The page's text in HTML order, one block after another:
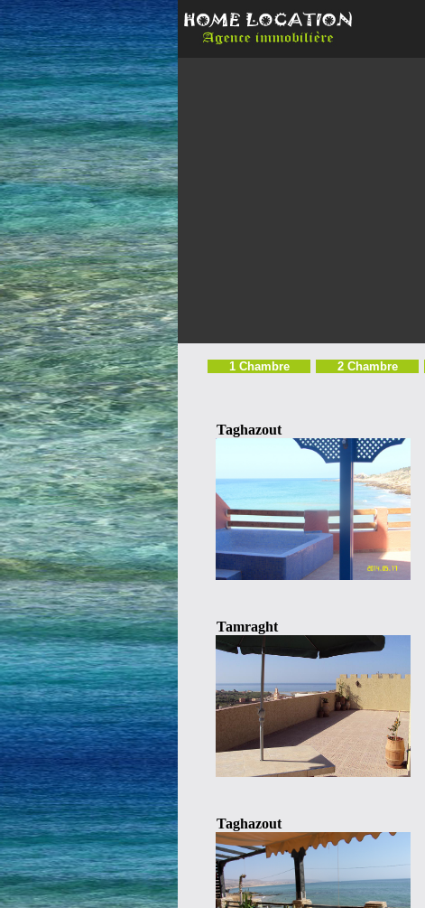
1 Chambre 2 Chambre
Taghazout
Tamraght
Taghazout